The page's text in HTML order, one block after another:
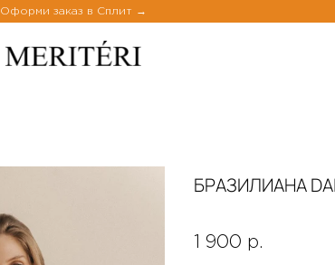
Оформи заказ в Сплит
БРАЗИЛИАНА
1 900 р.